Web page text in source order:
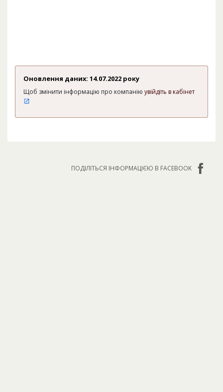
Оновлення даних: 14.07.2022 року
Щоб змінити інформацію про компанію увійдіть в кабінет
ПОДІЛІТЬСЯ ІНФОРМАЦІЄЮ В FACEBOOK